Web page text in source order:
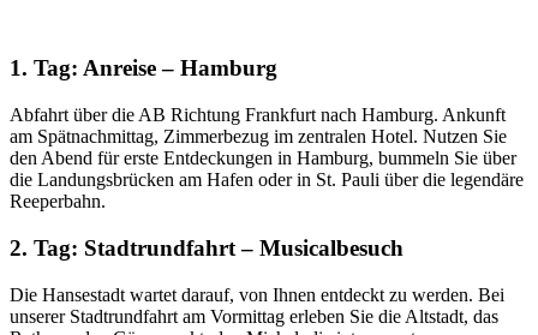
1. Tag: Anreise – Hamburg
Abfahrt über die AB Richtung Frankfurt nach Hamburg. Ankunft
am Spätnachmittag, Zimmerbezug im zentralen Hotel. Nutzen Sie
den Abend für erste Entdeckungen in Hamburg, bummeln Sie über
die Landungsbrücken am Hafen oder in St. Pauli über die legendäre
Reeperbahn.
2. Tag: Stadtrundfahrt – Musicalbesuch
Die Hansestadt wartet darauf, von Ihnen entdeckt zu werden. Bei
unserer Stadtrundfahrt am Vormittag erleben Sie die Altstadt, das